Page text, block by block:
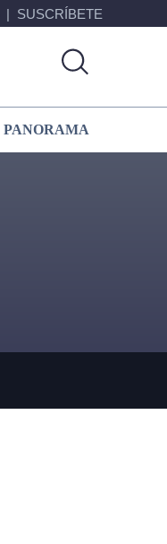
SUSCRÍBETE
PANORAMA